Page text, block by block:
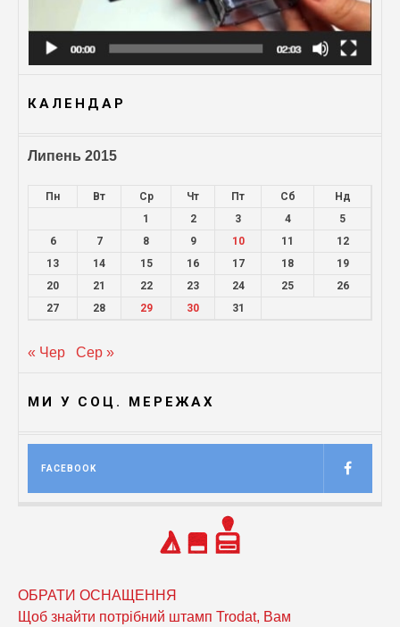
КАЛЕНДАР
Липень 2015
Пн Вт Ср Чт Пт Сб
Нд
1
2 3 4
5
6
7 8 9 10 11
12
13
14 15 16 17 18
19
20
21 22 23 24 25
26
27
28 29 30 31
« Чер Сер »
МИ У СОЦ. МЕРЕЖАХ
FACEBOOK
ОБРАТИ ОСНАЩЕННЯ
Щоб знайти потрібний штамп Trodat, Вам